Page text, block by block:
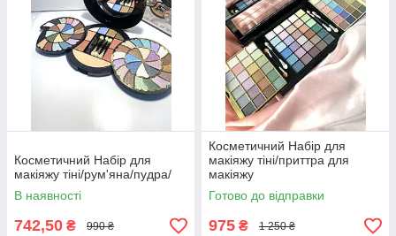
Косметичний Набір для
макіяжу тіні/рум'яна/пудра/
В наявності
742,50 ₴ 990 ₴
Косметичний Набір для
макіяжу тіні/приттра для
макіяжу
Готово до відправки
975 ₴ 1 250 ₴